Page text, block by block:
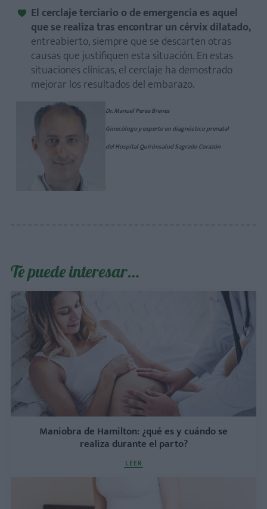
El cerclaje terciario o de emergencia es aquel
que se realiza tras encontrar un cérvix dilatado,
entreabierto, siempre que se descarten otras
causas que justifiquen esta situación. En estas
situaciones clínicas, el cerclaje ha demostrado
mejorar los resultados del embarazo.
Dr. Manuel Perea Brenes
Ginecólogo y experto en diagnóstico prenatal
del Hospital Quirónsalud Sagrado Corazón
Te puede interesar…
Maniobra de Hamilton: ¿qué es y cuándo se
realiza durante el parto?
LEER